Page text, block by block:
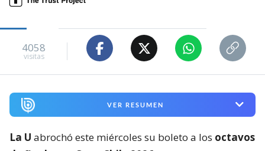
4058
visitas
VER RESUMEN
La U abrochó este miércoles su boleto a los octavos